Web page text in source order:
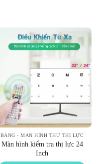
BẢNG - MÀN HÌNH THỬ THỊ LỰC
Màn hình kiểm tra thị lực 24
Inch